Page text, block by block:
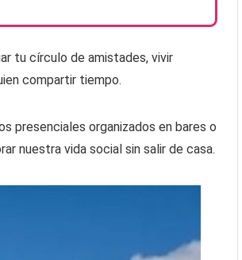
tu círculo de amistades, vivir
compartir tiempo.
presenciales organizados en bares o
nuestra vida social sin salir de casa.